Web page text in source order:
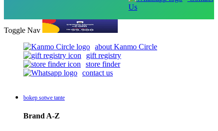
Us
Toggle Nav
about Kanmo Circle
gift registry
store finder
contact us
bokep sotwe tante
Brand A-Z